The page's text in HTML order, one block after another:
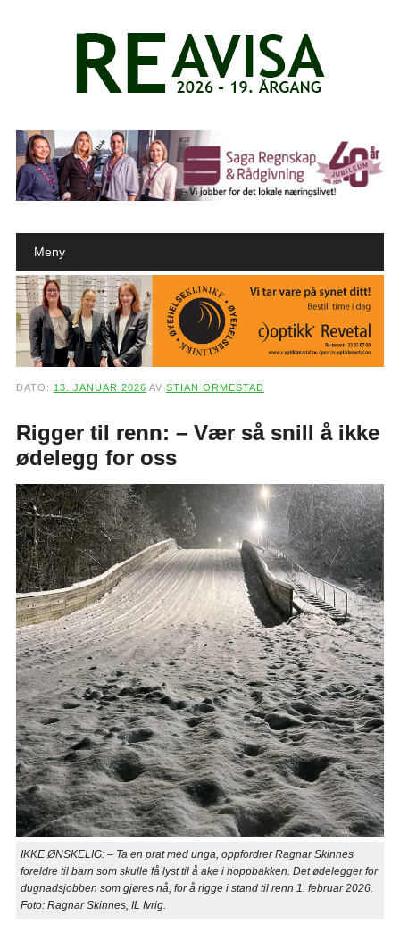
Main menu
Meny
DATO: 13. JANUAR 2026 AV STIAN ORMESTAD
Rigger til renn: – Vær så snill å ikke
ødelegg for oss
IKKE ØNSKELIG: – Ta en prat med unga, oppfordrer Ragnar Skinnes
foreldre til barn som skulle få lyst til å ake i hoppbakken. Det ødelegger for
dugnadsjobben som gjøres nå, for å rigge i stand til renn 1. februar 2026.
Foto: Ragnar Skinnes, IL Ivrig.